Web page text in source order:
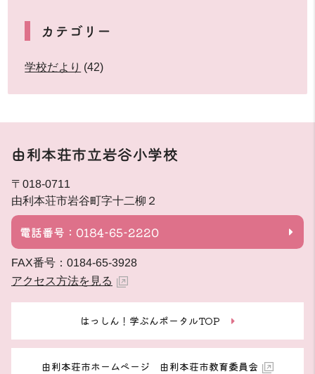
カテゴリー
学校だより (42)
由利本荘市立岩谷小学校
〒018-0711
由利本荘市岩谷町字十二柳２
電話番号：0184-65-2220
FAX番号：0184-65-3928
アクセス方法を見る
はっしん！学ぶんポータルTOP
由利本荘市ホームページ 由利本荘市教育委員会